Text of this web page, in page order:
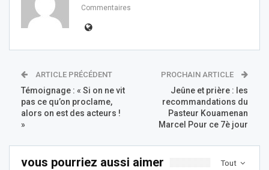
Commentaires
ARTICLE PRÉCÉDENT
Témoignage : « Si on ne vit
pas ce qu’on proclame,
alors on est des acteurs !
»
PROCHAIN ARTICLE
Jeûne et prière : les
recommandations du
Pasteur Kouamenan
Marcel Pour ce 7è jour
Tout
vous pourriez aussi aimer